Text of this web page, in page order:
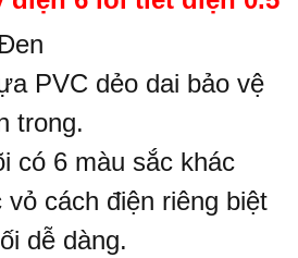
PVC dẻo dai bảo vệ
trong.
có 6 màu sắc khác
cách điện riêng biệt
dễ dàng.